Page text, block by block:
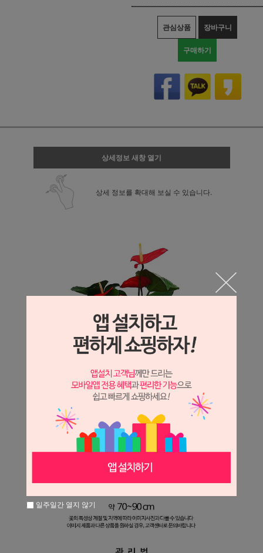
관심상품 장바구니
구매하기
상세정보 새창 열기
상세 정보를 확대해 보실 수 있습니다.
일주일간 열지 않기